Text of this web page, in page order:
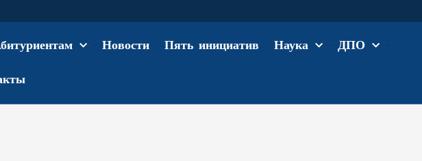
Новости Пять инициатив Наука ДПО